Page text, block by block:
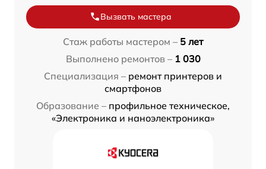
Вызвать мастера
Стаж работы мастером – 5 лет
Выполнено ремонтов – 1 030
Специализация – ремонт принтеров и
смартфонов
Образование – профильное техническое,
«Электроника и наноэлектроника»